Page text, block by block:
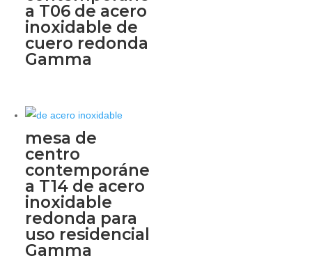
a T06 de acero
inoxidable de
cuero redonda
Gamma
mesa de
centro
contemporáne
a T14 de acero
inoxidable
redonda para
uso residencial
Gamma